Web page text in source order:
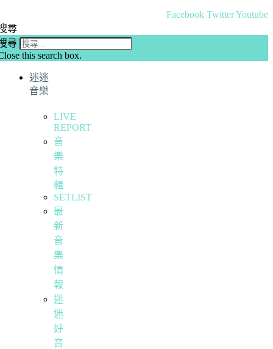
Facebook TwitterYoutube
尋
尋
this search box.
迷迷
音樂
LIVE
REPORT
音
樂
特
輯
SETLIST
最
新
音
樂
情
報
迷
迷
好
音